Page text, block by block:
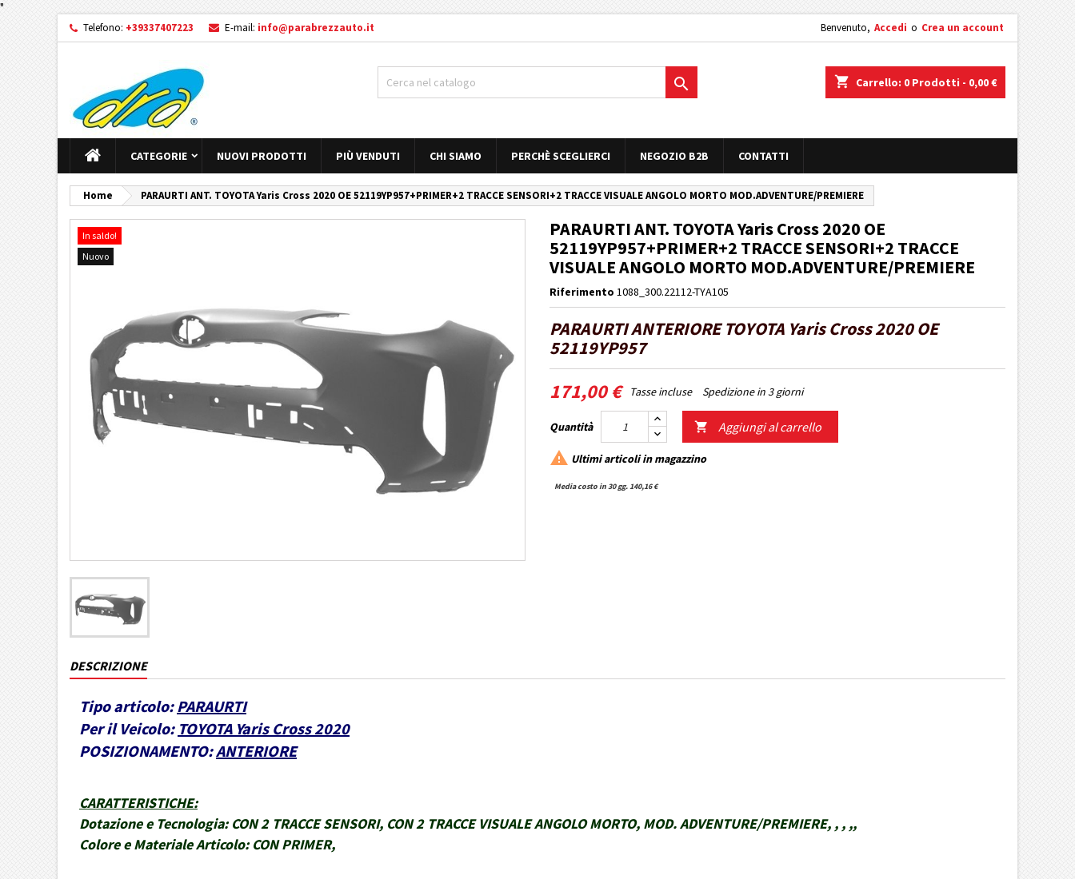
"
Telefono: +39337407223 E-mail: info@parabrezzauto.it Benvenuto, Accedi o Crea un account
shopping_cart Carrello: 0 Prodotti - 0,00 €

CATEGORIE NUOVI PRODOTTI PIÙ VENDUTI CHI SIAMO PERCHÈ SCEGLIERCI NEGOZIO B2B CONTATTI
Home PARAURTI ANT. TOYOTA Yaris Cross 2020 OE 52119YP957+PRIMER+2 TRACCE SENSORI+2 TRACCE VISUALE ANGOLO MORTO MOD.ADVENTURE/PREMIERE
In saldo!
Nuovo
PARAURTI ANT. TOYOTA Yaris Cross 2020 OE
52119YP957+PRIMER+2 TRACCE SENSORI+2 TRACCE
VISUALE ANGOLO MORTO MOD.ADVENTURE/PREMIERE
Riferimento 1088_300.22112-TYA105
PARAURTI ANTERIORE TOYOTA Yaris Cross 2020 OE
52119YP957
171,00 € Tasse incluse Spedizione in 3 giorni
Quantità  Aggiungi al carrello
 Ultimi articoli in magazzino
Media costo in 30 gg. 140,16 €
DESCRIZIONE
Tipo articolo: PARAURTI
Per il Veicolo: TOYOTA Yaris Cross 2020
POSIZIONAMENTO:ANTERIORE
CARATTERISTICHE:
Dotazione e Tecnologia: CON 2 TRACCE SENSORI, CON 2 TRACCE VISUALE ANGOLO MORTO, MOD. ADVENTURE/PREMIERE, , , ,,
Colore e Materiale Articolo: CON PRIMER,